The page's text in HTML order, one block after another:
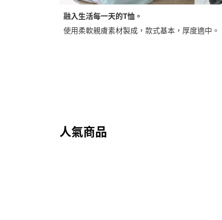
融入生活每一天的T恤。
使用柔軟親膚素材製成，款式基本，厚度適中。
人氣商品